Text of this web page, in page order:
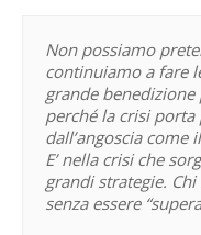
Non possiamo
continuiamo a fare
grande
perché la crisi porta
dall’angoscia come
E’ nella crisi che
grandi strategie.
senza essere